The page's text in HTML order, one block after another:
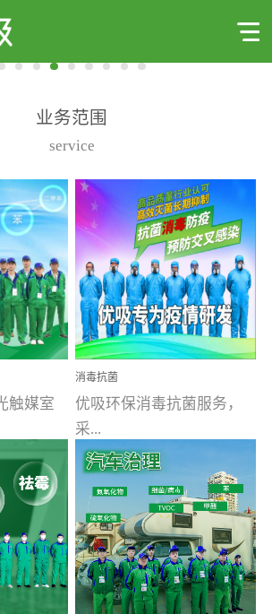
业务范围
service
触媒室
）工业
多姿
生活情
甲醛为
消毒抗菌
优吸环保消毒抗菌服务，
采...
用行业公认奥维牌消毒
液，具备杀死人体冠状病
毒的功效，杀菌率
99.99%。相对于传统消毒
液来说，无...